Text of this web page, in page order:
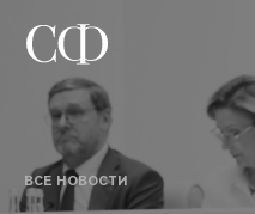
ВСЕ НОВОСТИ